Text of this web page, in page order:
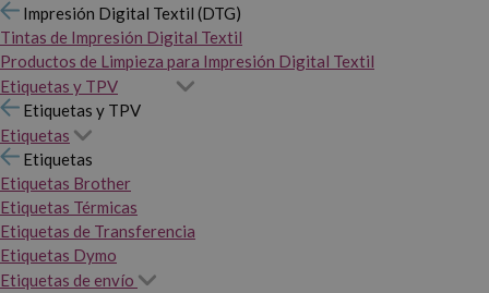
Impresión Digital Textil (DTG)
Tintas de Impresión Digital Textil
Productos de Limpieza para Impresión Digital Textil
Etiquetas y TPV
Etiquetas y TPV
Etiquetas
Etiquetas
Etiquetas Brother
Etiquetas Térmicas
Etiquetas de Transferencia
Etiquetas Dymo
Etiquetas de envío